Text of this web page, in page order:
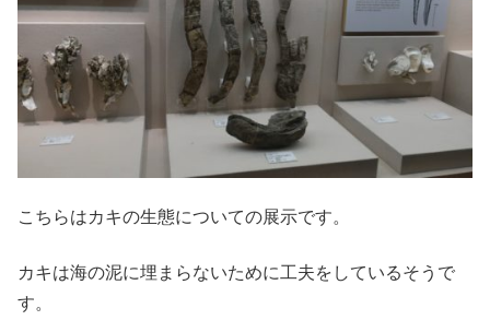
こちらはカキの生態についての展示です。
カキは海の泥に埋まらないために工夫をしているそうで
す。